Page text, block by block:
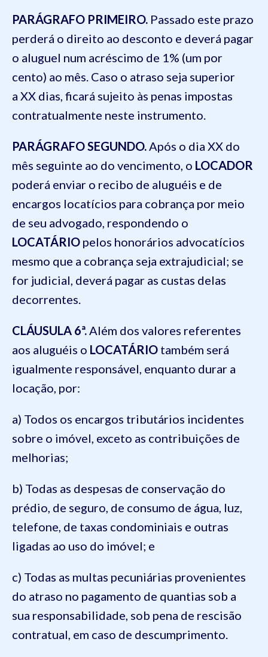
PARÁGRAFO PRIMEIRO. Passado este prazo
perderá o direito ao desconto e deverá pagar
o aluguel num acréscimo de 1% (um por
cento) ao mês. Caso o atraso seja superior
a XX dias, ficará sujeito às penas impostas
contratualmente neste instrumento.
PARÁGRAFO SEGUNDO. Após o dia XX do
mês seguinte ao do vencimento, o LOCADOR
poderá enviar o recibo de aluguéis e de
encargos locatícios para cobrança por meio
de seu advogado, respondendo o
LOCATÁRIO pelos honorários advocatícios
mesmo que a cobrança seja extrajudicial; se
for judicial, deverá pagar as custas delas
decorrentes.
CLÁUSULA 6ª. Além dos valores referentes
aos aluguéis o LOCATÁRIO também será
igualmente responsável, enquanto durar a
locação, por:
a) Todos os encargos tributários incidentes
sobre o imóvel, exceto as contribuições de
melhorias;
b) Todas as despesas de conservação do
prédio, de seguro, de consumo de água, luz,
telefone, de taxas condominiais e outras
ligadas ao uso do imóvel; e
c) Todas as multas pecuniárias provenientes
do atraso no pagamento de quantias sob a
sua responsabilidade, sob pena de rescisão
contratual, em caso de descumprimento.